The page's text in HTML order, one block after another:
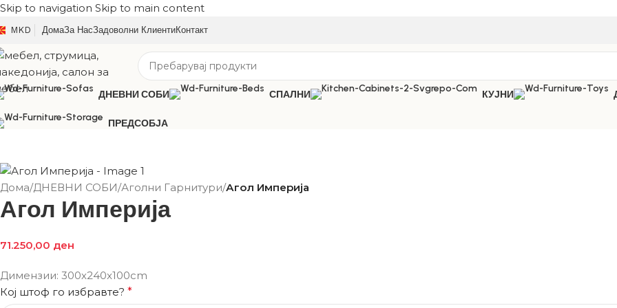
Skip to navigation Skip to main content
MKD ДомаЗа НасЗадоволни КлиентиКонтакт
ДНЕВНИ СОБИ СПАЛНИ КУЈНИ
ПРЕДСОБЈА
Дома/ДНЕВНИ СОБИ/Аголни Гарнитури/Агол Империја
Агол Империја
71.250,00 ден
Димензии: 300х240x100cm
Кој штоф го избравте? *